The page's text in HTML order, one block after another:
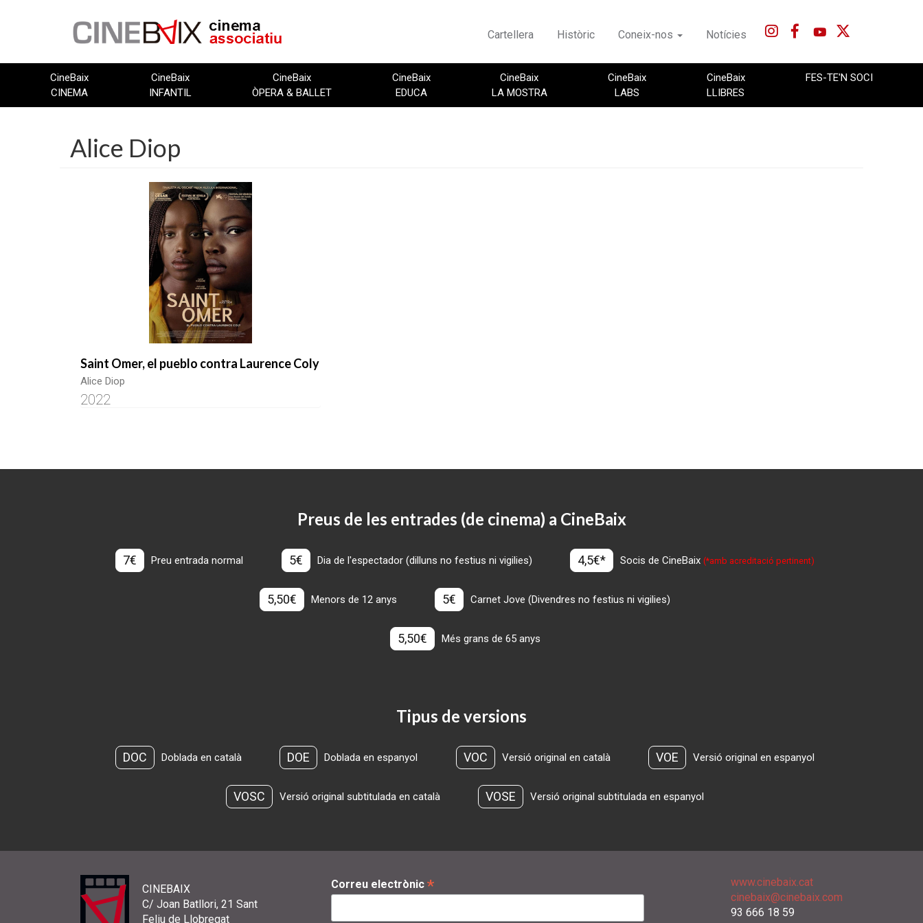
Cartellera Històric Coneix-nos Notícies
CineBaix
CINEMA
CineBaix
INFANTIL
CineBaix
ÒPERA & BALLET
CineBaix
EDUCA
CineBaix
LA MOSTRA
CineBaix
LABS
CineBaix
LLIBRES
FES-TE'N SOCI
Alice Diop
Saint Omer, el pueblo contra Laurence Coly
Alice Diop
2022
Preus de les entrades (de cinema) a CineBaix
7€ Preu entrada normal 5€ Dia de l'espectador (dilluns no festius ni vigilies) 4,5€* Socis de CineBaix(*amb acreditació pertinent)
5,50€ Menors de 12 anys 5€ Carnet Jove (Divendres no festius ni vigilies)
5,50€ Més grans de 65 anys
Tipus de versions
DOC Doblada en català DOE Doblada en espanyol VOC Versió original en català VOE Versió original en espanyol
VOSC Versió original subtitulada en català VOSE Versió original subtitulada en espanyol
CINEBAIX
C/ Joan Batllori, 21 Sant
Feliu de Llobregat
Correu electrònic *
www.cinebaix.cat
cinebaix@cinebaix.com
93 666 18 59